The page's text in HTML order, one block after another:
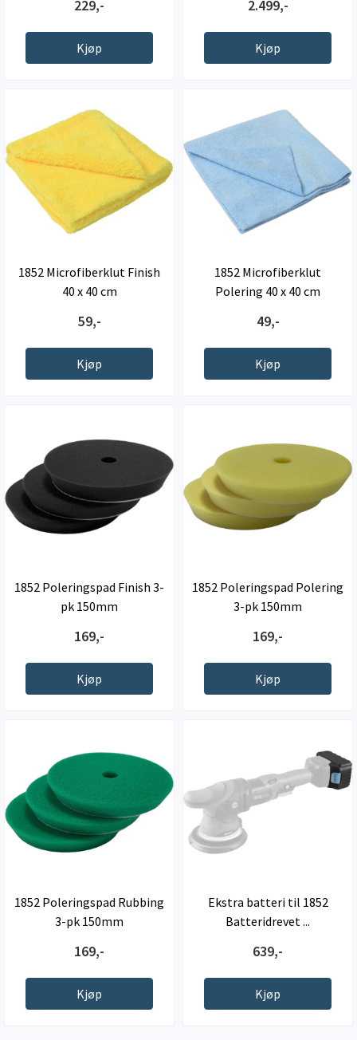
229,-
Kjøp
2.499,-
Kjøp
1852 Microfiberklut Finish
40 x 40 cm
59,-
Kjøp
1852 Microfiberklut
Polering 40 x 40 cm
49,-
Kjøp
1852 Poleringspad Finish 3-
pk 150mm
169,-
Kjøp
1852 Poleringspad Polering
3-pk 150mm
169,-
Kjøp
1852 Poleringspad Rubbing
3-pk 150mm
169,-
Kjøp
Ekstra batteri til 1852
Batteridrevet ...
639,-
Kjøp